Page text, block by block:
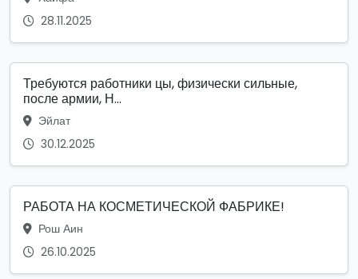
28.11.2025
Требуются работники цы, физически сильные,
после армии, Н...
Эйлат
30.12.2025
РАБОТА НА КОСМЕТИЧЕСКОЙ ФАБРИКЕ!
Рош Аин
26.10.2025